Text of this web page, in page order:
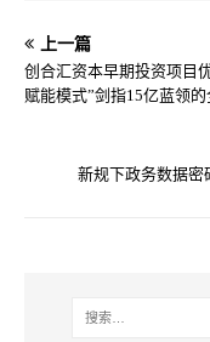
上一篇
创合汇资本早期投资项目
赋能模式”剑指15亿蓝领
新规下政务数据密